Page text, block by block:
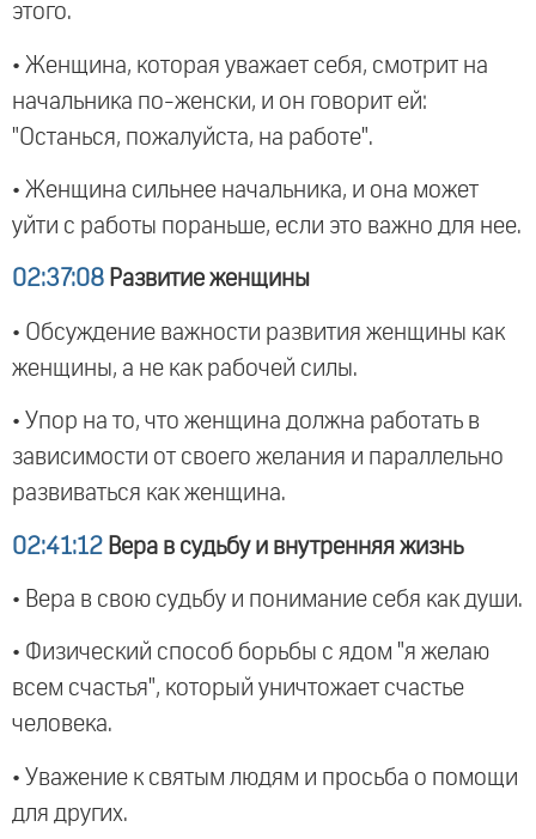
этого.
• Женщина, которая уважает себя, смотрит на
начальника по-женски, и он говорит ей:
"Останься, пожалуйста, на работе".
• Женщина сильнее начальника, и она может
уйти с работы пораньше, если это важно для нее.
02:37:08 Развитие женщины
• Обсуждение важности развития женщины как
женщины, а не как рабочей силы.
• Упор на то, что женщина должна работать в
зависимости от своего желания и параллельно
развиваться как женщина.
02:41:12 Вера в судьбу и внутренняя жизнь
• Вера в свою судьбу и понимание себя как души.
• Физический способ борьбы с ядом "я желаю
всем счастья", который уничтожает счастье
человека.
• Уважение к святым людям и просьба о помощи
для других.